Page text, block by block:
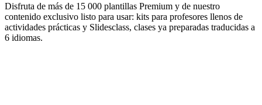
Disfruta de más de 15 000 plantillas Premium y de nuestro
contenido exclusivo listo para usar: kits para profesores llenos de
actividades prácticas y Slidesclass, clases ya preparadas traducidas a
6 idiomas.